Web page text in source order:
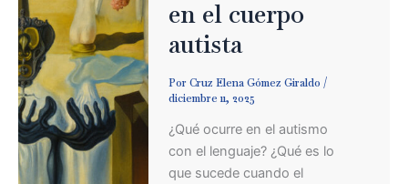
en el cuerpo
autista
Por Cruz Elena Gómez Giraldo /
diciembre 11, 2025
¿Qué ocurre en el autismo
con el lenguaje? ¿Qué es lo
que sucede cuando el